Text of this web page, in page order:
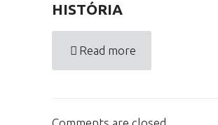
HISTÓRIA
Read more